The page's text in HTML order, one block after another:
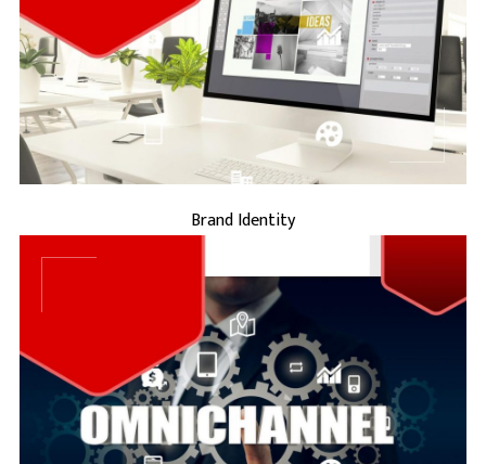
BRAND IDENTITY
Brand Identity
...
BRAND MARKETING